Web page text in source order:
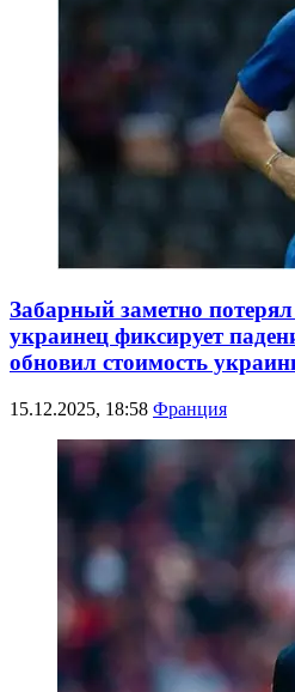
Забарный заметно
украинец фиксирует
обновил стоимость
15.12.2025, 18:58 Франция